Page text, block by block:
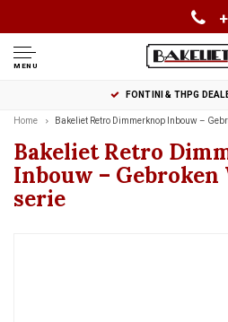
MENU
FONTINI & THPG
Home Bakeliet Retro Dimmerknop Inbouw –
Bakeliet Retro
Inbouw – Gebroken
serie